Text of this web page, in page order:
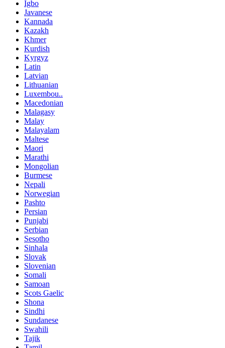
Igbo
Javanese
Kannada
Kazakh
Khmer
Kurdish
Kyrgyz
Latin
Latvian
Lithuanian
Luxembou..
Macedonian
Malagasy
Malay
Malayalam
Maltese
Maori
Marathi
Mongolian
Burmese
Nepali
Norwegian
Pashto
Persian
Punjabi
Serbian
Sesotho
Sinhala
Slovak
Slovenian
Somali
Samoan
Scots Gaelic
Shona
Sindhi
Sundanese
Swahili
Tajik